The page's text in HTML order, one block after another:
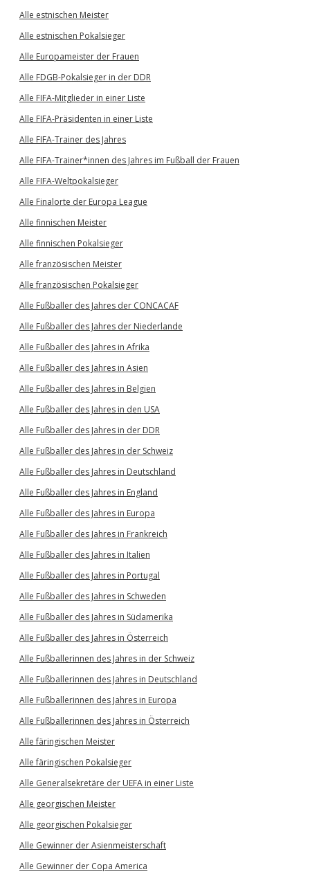
Alle estnischen Meister
Alle estnischen Pokalsieger
Alle Europameister der Frauen
Alle FDGB-Pokalsieger in der DDR
Alle FIFA-Mitglieder in einer Liste
Alle FIFA-Präsidenten in einer Liste
Alle FIFA-Trainer des Jahres
Alle FIFA-Trainer*innen des Jahres im Fußball der Frauen
Alle FIFA-Weltpokalsieger
Alle Finalorte der Europa League
Alle finnischen Meister
Alle finnischen Pokalsieger
Alle französischen Meister
Alle französischen Pokalsieger
Alle Fußballer des Jahres der CONCACAF
Alle Fußballer des Jahres der Niederlande
Alle Fußballer des Jahres in Afrika
Alle Fußballer des Jahres in Asien
Alle Fußballer des Jahres in Belgien
Alle Fußballer des Jahres in den USA
Alle Fußballer des Jahres in der DDR
Alle Fußballer des Jahres in der Schweiz
Alle Fußballer des Jahres in Deutschland
Alle Fußballer des Jahres in England
Alle Fußballer des Jahres in Europa
Alle Fußballer des Jahres in Frankreich
Alle Fußballer des Jahres in Italien
Alle Fußballer des Jahres in Portugal
Alle Fußballer des Jahres in Schweden
Alle Fußballer des Jahres in Südamerika
Alle Fußballer des Jahres in Österreich
Alle Fußballerinnen des Jahres in der Schweiz
Alle Fußballerinnen des Jahres in Deutschland
Alle Fußballerinnen des Jahres in Europa
Alle Fußballerinnen des Jahres in Österreich
Alle färingischen Meister
Alle färingischen Pokalsieger
Alle Generalsekretäre der UEFA in einer Liste
Alle georgischen Meister
Alle georgischen Pokalsieger
Alle Gewinner der Asienmeisterschaft
Alle Gewinner der Copa America